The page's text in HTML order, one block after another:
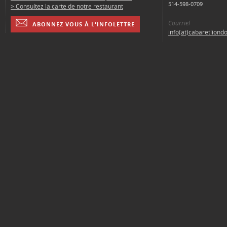
> Consultez la carte de notre restaurant
ABONNEZ VOUS À L'INFOLETTRE
514-598-0709
Courriel